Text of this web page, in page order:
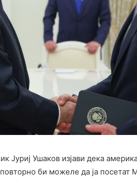
Јуриј Ушаков изјави дека
би можеле да ја посетат